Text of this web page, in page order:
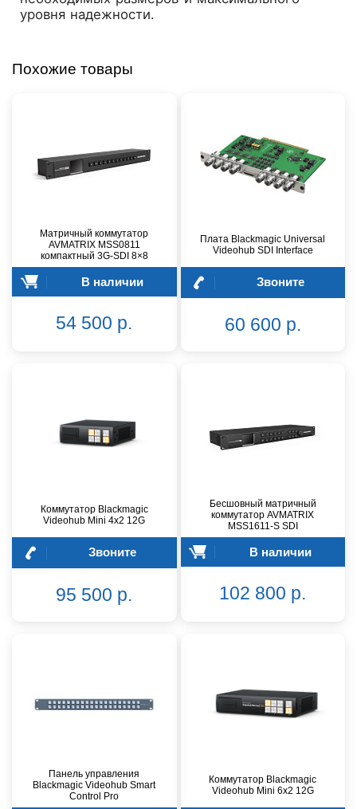
уровня надежности.
Похожие товары
Матричный коммутатор
AVMATRIX MSS0811
компактный 3G-SDI 8×8
В наличии
54 500 р.
Плата Blackmagic Universal
Videohub SDI Interface
Звоните
60 600 р.
Коммутатор Blackmagic
Videohub Mini 4x2 12G
Звоните
95 500 р.
Бесшовный матричный
коммутатор AVMATRIX
MSS1611-S SDI
В наличии
102 800 р.
Панель управления
Blackmagic Videohub Smart
Control Pro
Коммутатор Blackmagic
Videohub Mini 6x2 12G